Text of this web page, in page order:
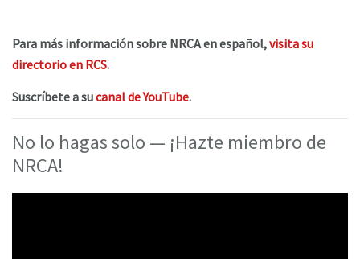
Para más información sobre NRCA en español,visita su
directorio en RCS.
Suscríbete a sucanal de YouTube.
No lo hagas solo — ¡Hazte miembro de
NRCA!